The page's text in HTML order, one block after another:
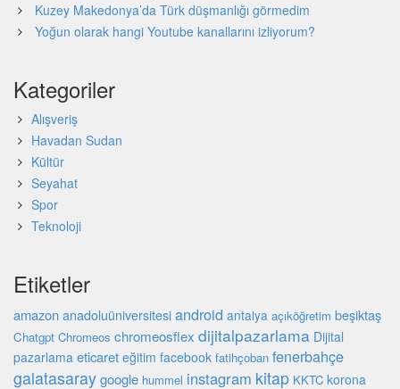
Kuzey Makedonya’da Türk düşmanlığı görmedim
Yoğun olarak hangi Youtube kanallarını izliyorum?
Kategoriler
Alışveriş
Havadan Sudan
Kültür
Seyahat
Spor
Teknoloji
Etiketler
amazon anadoluüniversitesi android antalya açıköğretim beşiktaş
Chatgpt Chromeos chromeosflex dijitalpazarlama Dijital
pazarlama eticaret eğitim facebook fatihçoban fenerbahçe
galatasaraygoogle hummel instagram kitap KKTC korona